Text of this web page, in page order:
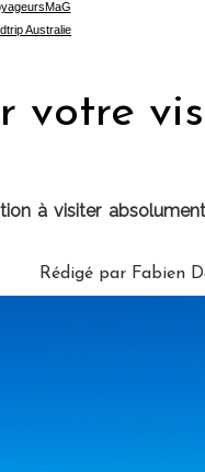
votre
à visiter
Rédigé par Fabien